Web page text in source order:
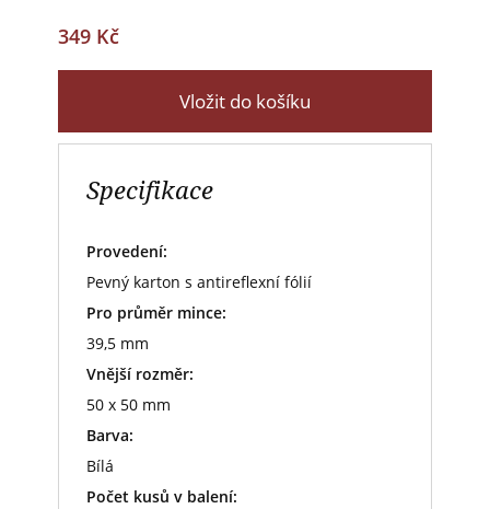
349 Kč
Vložit do košíku
Specifikace
Provedení:
Pevný karton s antireflexní fólií
Pro průměr mince:
39,5 mm
Vnější rozměr:
50 x 50 mm
Barva:
Bílá
Počet kusů v balení: